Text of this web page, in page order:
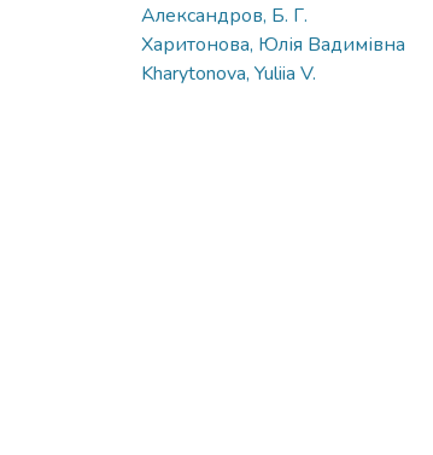
Александров, Б. Г.
Харитонова, Юлія Вадимівна
Kharytonova, Yuliia V.